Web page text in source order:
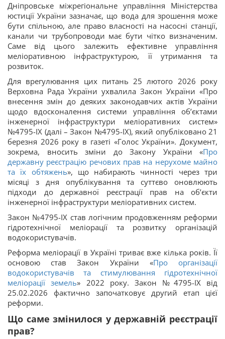
Дніпровське міжрегіональне управління Міністерства
юстиції України зазначає, що вода для зрошення може
бути спільною, але право власності на насосні станції,
канали чи трубопроводи має бути чітко визначеним.
Саме від цього залежить ефективне управління
меліоративною інфраструктурою, її утримання та
розвиток.
Для врегулювання цих питань 25 лютого 2026 року
Верховна Рада України ухвалила Закон України «Про
внесення змін до деяких законодавчих актів України
щодо вдосконалення системи управління об’єктами
інженерної інфраструктури меліоративних систем»
№4795-IX (далі – Закон №4795-IX), який опубліковано 21
березня 2026 року в газеті «Голос України». Документ,
зокрема, вносить зміни до Закону України «Про
державну реєстрацію речових прав на нерухоме майно
та їх обтяжень», що набирають чинності через три
місяці з дня опублікування та суттєво оновлюють
підходи до державної реєстрації прав на об’єкти
інженерної інфраструктури меліоративних систем.
Закон №4795-IX став логічним продовженням реформи
гідротехнічної меліорації та розвитку організацій
водокористувачів.
Реформа меліорації в Україні триває вже кілька років. Її
основою став Закон України «Про організації
водокористувачів та стимулювання гідротехнічної
меліорації земель» 2022 року. Закон №4795-IX від
25.02.2026 фактично започатковує другий етап цієї
реформи.
Що саме змінилося у державній реєстрації
прав?